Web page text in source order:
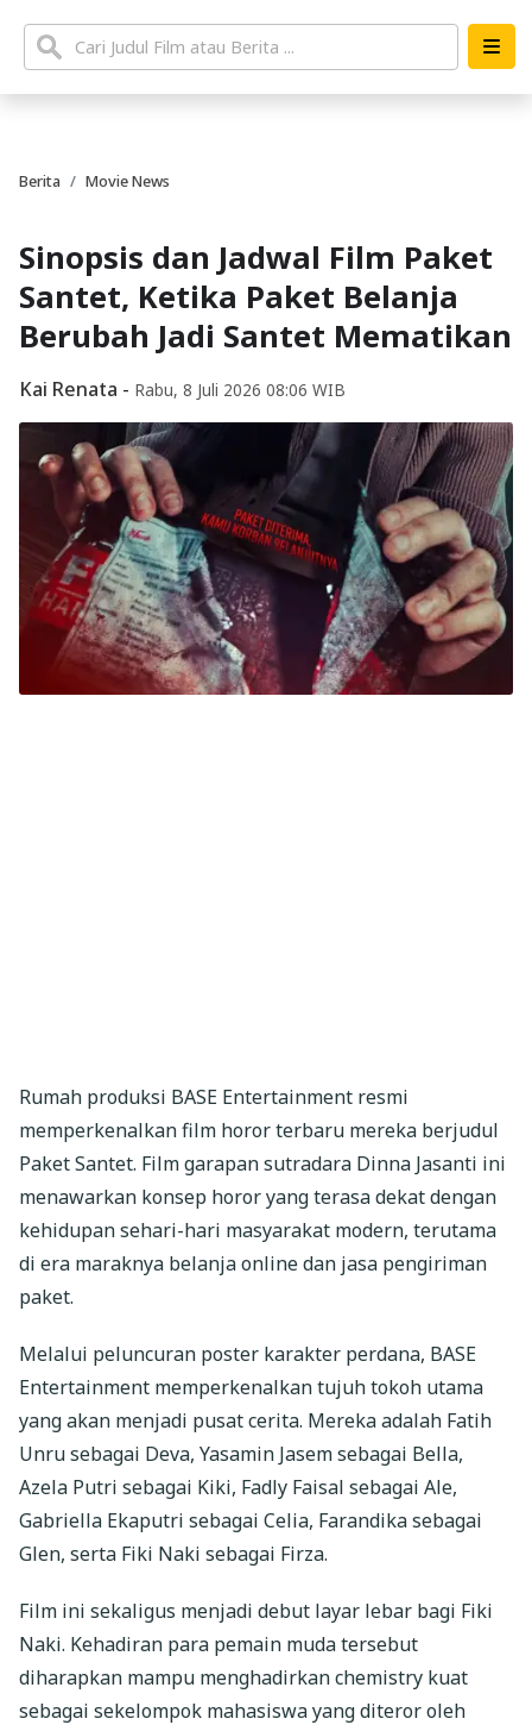
Berita Movie News
Sinopsis dan Jadwal Film Paket
Santet, Ketika Paket Belanja
Berubah Jadi Santet Mematikan
Kai Renata - Rabu, 8 Juli 2026 08:06 WIB
Rumah produksi BASE Entertainment resmi
memperkenalkan film horor terbaru mereka berjudul
Paket Santet. Film garapan sutradara Dinna Jasanti ini
menawarkan konsep horor yang terasa dekat dengan
kehidupan sehari-hari masyarakat modern, terutama
di era maraknya belanja online dan jasa pengiriman
paket.
Melalui peluncuran poster karakter perdana, BASE
Entertainment memperkenalkan tujuh tokoh utama
yang akan menjadi pusat cerita. Mereka adalah Fatih
Unru sebagai Deva, Yasamin Jasem sebagai Bella,
Azela Putri sebagai Kiki, Fadly Faisal sebagai Ale,
Gabriella Ekaputri sebagai Celia, Farandika sebagai
Glen, serta Fiki Naki sebagai Firza.
Film ini sekaligus menjadi debut layar lebar bagi Fiki
Naki. Kehadiran para pemain muda tersebut
diharapkan mampu menghadirkan chemistry kuat
sebagai sekelompok mahasiswa yang diteror oleh